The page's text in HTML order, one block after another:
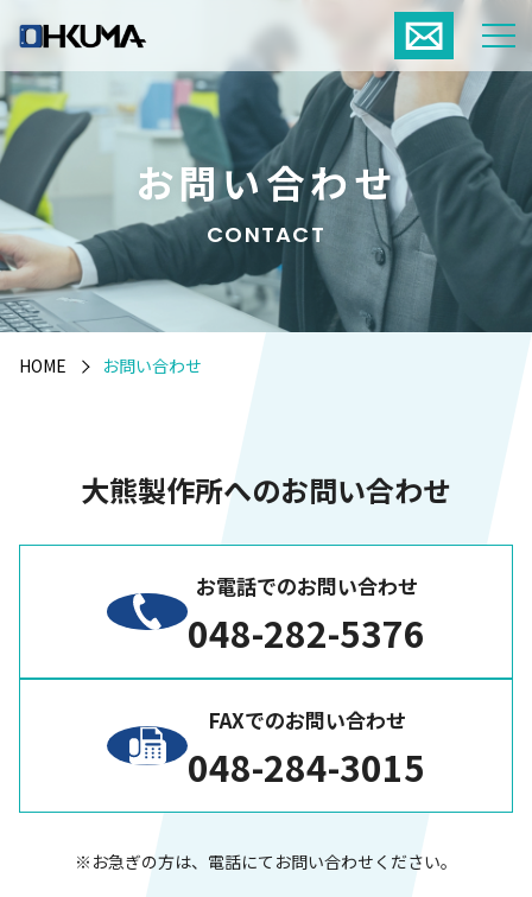
お問い合わせ
CONTACT
HOME お問い合わせ
大熊製作所へのお問い合わせ
お電話でのお問い合わせ
048-282-5376
FAXでのお問い合わせ
048-284-3015
※お急ぎの方は、電話にてお問い合わせください。